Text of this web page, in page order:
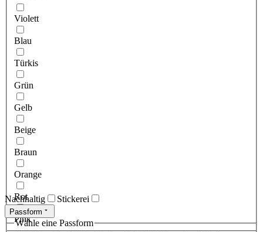
Violett
Blau
Türkis
Grün
Gelb
Beige
Braun
Orange
Rot
Pink
Nachhaltig Stickerei
Passform
Wähle eine Passform